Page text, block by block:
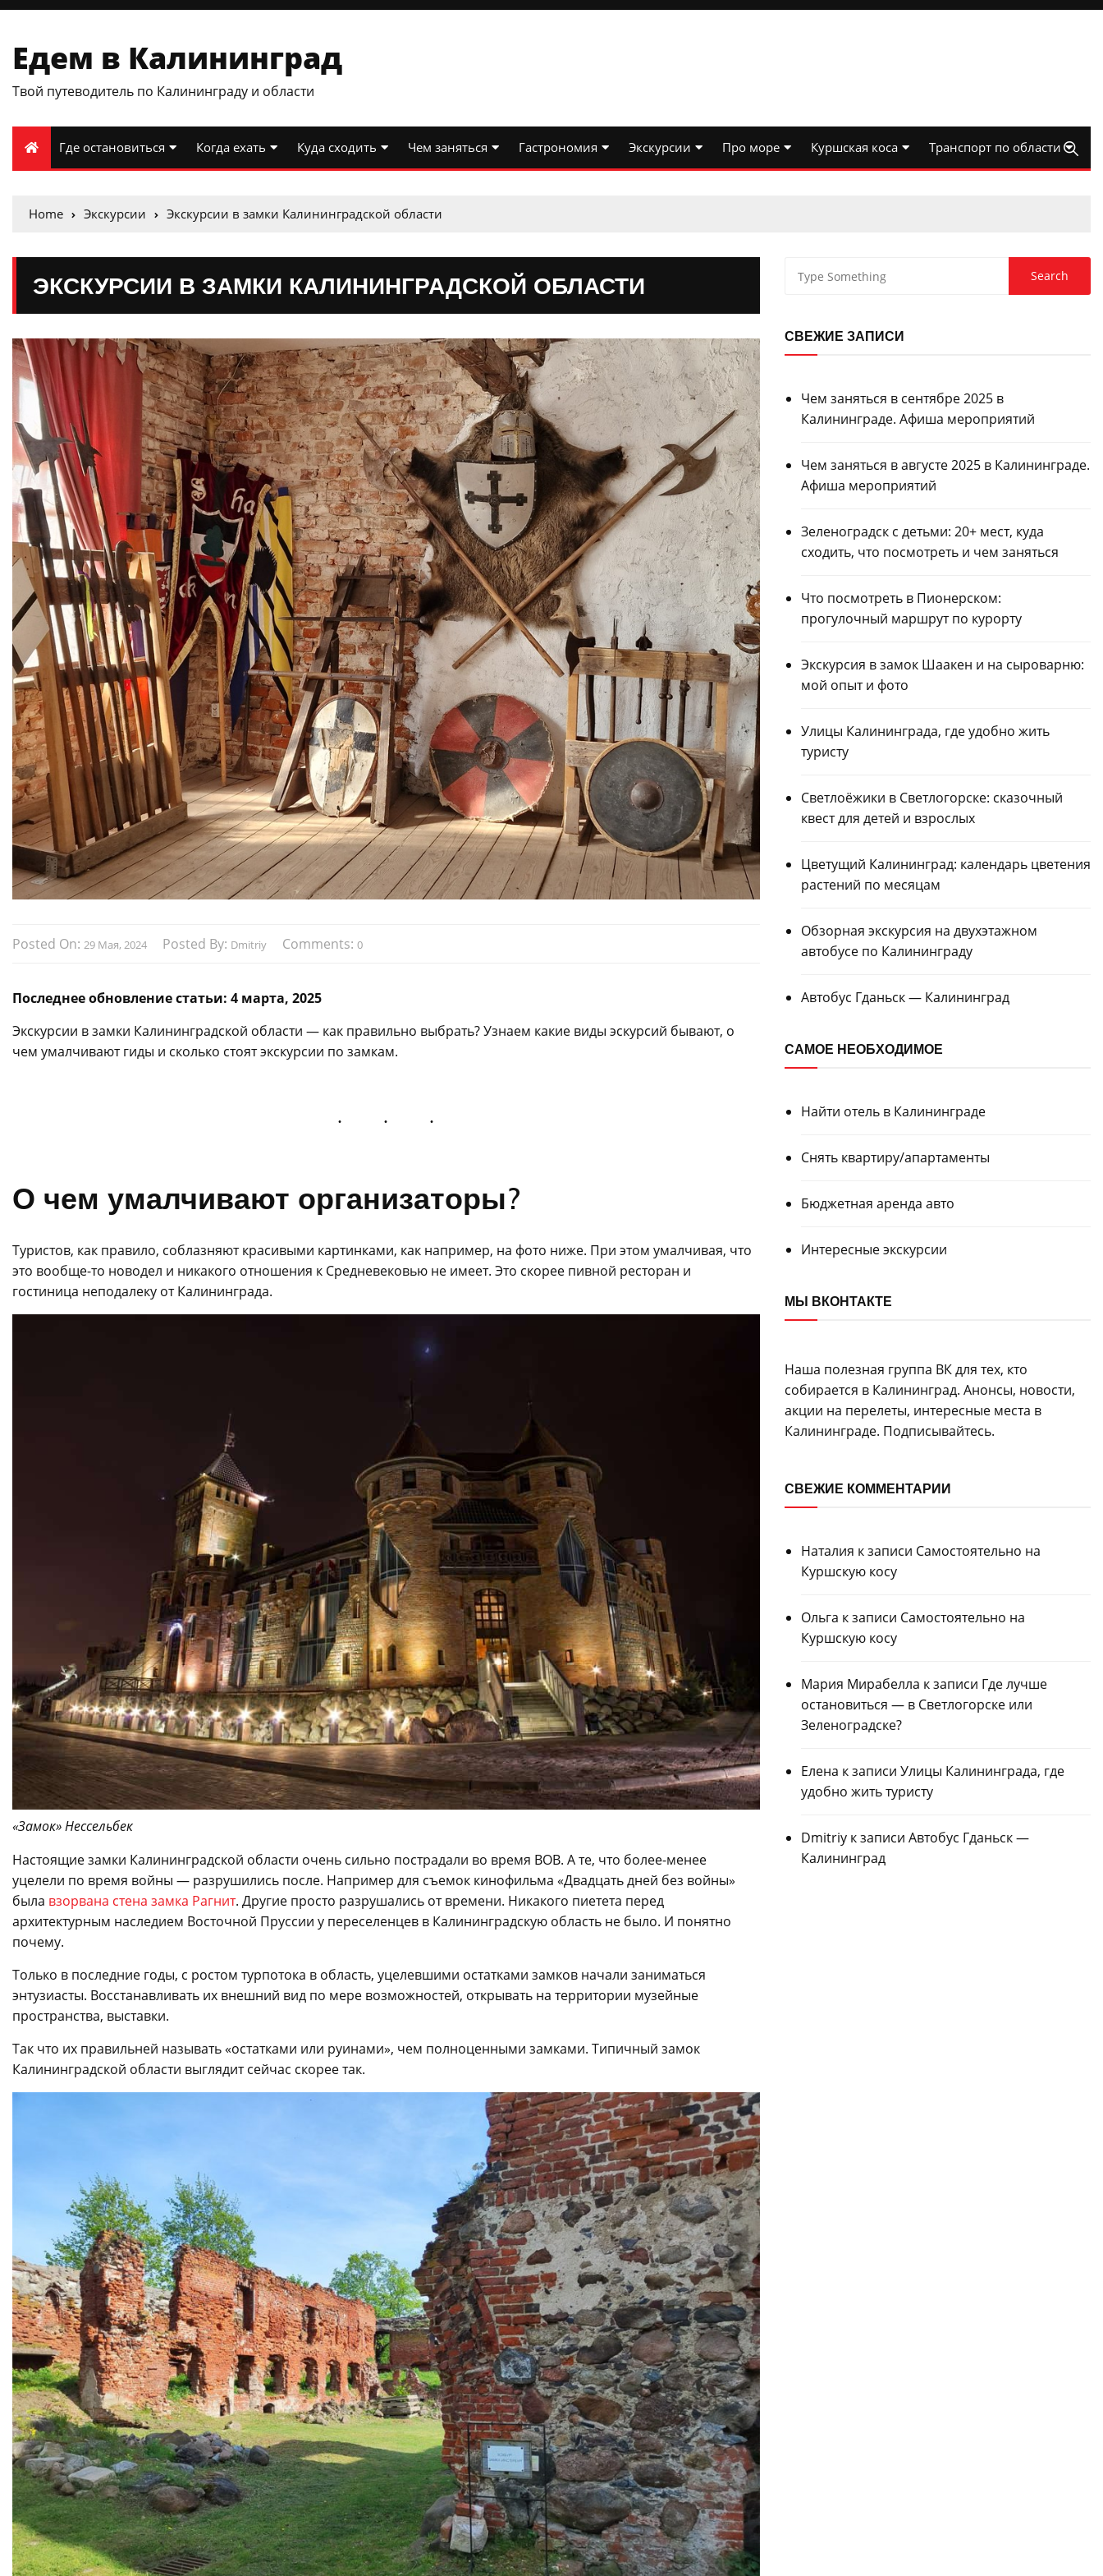
Едем в Калининград
Твой путеводитель по Калининграду и области
Где остановиться Когда ехать Куда сходить Чем заняться Гастрономия Экскурсии Про море Куршская коса Транспорт по области
Home Экскурсии Экскурсии в замки Калининградской области
ЭКСКУРСИИ В ЗАМКИ КАЛИНИНГРАДСКОЙ ОБЛАСТИ
Posted On: 29 Мая, 2024 Posted By: Dmitriy Comments: 0
Последнее обновление статьи: 4 марта, 2025
Экскурсии в замки Калининградской области — как правильно выбрать? Узнаем какие виды эскурсий бывают, о
чем умалчивают гиды и сколько стоят экскурсии по замкам.
О чем умалчивают организаторы?
Туристов, как правило, соблазняют красивыми картинками, как например, на фото ниже. При этом умалчивая, что
это вообще-то новодел и никакого отношения к Средневековью не имеет. Это скорее пивной ресторан и
гостиница неподалеку от Калининграда.
«Замок» Нессельбек
Настоящие замки Калининградской области очень сильно пострадали во время ВОВ. А те, что более-менее
уцелели по время войны — разрушились после. Например для съемок кинофильма «Двадцать дней без войны»
была взорвана стена замка Рагнит. Другие просто разрушались от времени. Никакого пиетета перед
архитектурным наследием Восточной Пруссии у переселенцев в Калининградскую область не было. И понятно
почему.
Только в последние годы, с ростом турпотока в область, уцелевшими остатками замков начали заниматься
энтузиасты. Восстанавливать их внешний вид по мере возможностей, открывать на территории музейные
пространства, выставки.
Так что их правильней называть «остатками или руинами», чем полноценными замками. Типичный замок
Калининградской области выглядит сейчас скорее так.
СВЕЖИЕ ЗАПИСИ
Чем заняться в сентябре 2025 в
Калининграде. Афиша мероприятий
Чем заняться в августе 2025 в Калининграде.
Афиша мероприятий
Зеленоградск с детьми: 20+ мест, куда
сходить, что посмотреть и чем заняться
Что посмотреть в Пионерском:
прогулочный маршрут по курорту
Экскурсия в замок Шаакен и на сыроварню:
мой опыт и фото
Улицы Калининграда, где удобно жить
туристу
Светлоёжики в Светлогорске: сказочный
квест для детей и взрослых
Цветущий Калининград: календарь цветения
растений по месяцам
Обзорная экскурсия на двухэтажном
автобусе по Калининграду
Автобус Гданьск — Калининград
САМОЕ НЕОБХОДИМОЕ
Найти отель в Калининграде
Снять квартиру/апартаменты
Бюджетная аренда авто
Интересные экскурсии
МЫ ВКОНТАКТЕ
Наша полезная группа ВК для тех, кто
собирается в Калининград. Анонсы, новости,
акции на перелеты, интересные места в
Калининграде. Подписывайтесь.
СВЕЖИЕ КОММЕНТАРИИ
Наталия к записи Самостоятельно на
Куршскую косу
Ольга к записи Самостоятельно на
Куршскую косу
Мария Мирабелла к записи Где лучше
остановиться — в Светлогорске или
Зеленоградске?
Елена к записи Улицы Калининграда, где
удобно жить туристу
Dmitriyк записи Автобус Гданьск —
Калининград